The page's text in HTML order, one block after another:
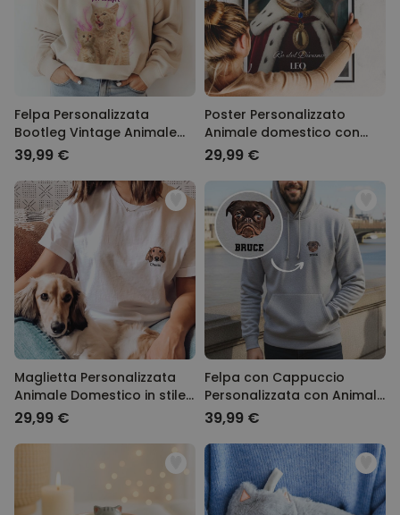
Felpa Personalizzata
Bootleg Vintage Animale
Domestico
39,99 €
Poster Personalizzato
Animale domestico con
Costume
29,99 €
Maglietta Personalizzata
Animale Domestico in stile
Fumetto
29,99 €
Felpa con Cappuccio
Personalizzata con Animale
domestico in stile Fumetto
39,99 €